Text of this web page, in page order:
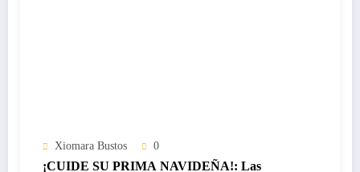
Xiomara Bustos 0
¡CUIDE SU PRIMA NAVIDEÑA!: Las